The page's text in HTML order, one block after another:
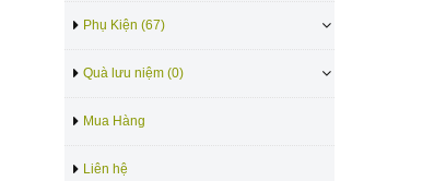
Phụ Kiện (67)
Quà lưu niệm (0)
Mua Hàng
Liên hệ